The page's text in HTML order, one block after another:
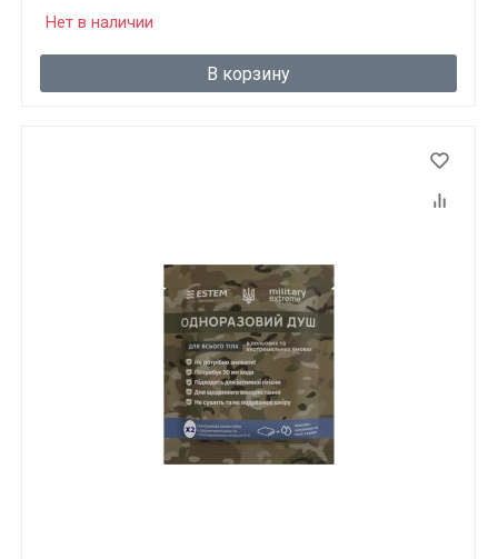
Нет в наличии
В корзину